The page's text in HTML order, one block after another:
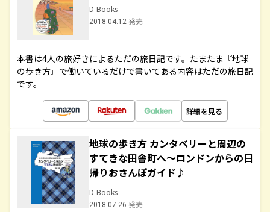
D-Books
2018.04.12 発売
本書は4人の旅好きによるただの旅日記です。たまたま『地球
の歩き方』で働いているだけで書いてある内容はただの旅日記
です。
詳細を見る
地球の歩き方 カンタベリーと周辺の
すてきな田舎町へ～ロンドンからの日
帰りおさんぽガイド♪
D-Books
2018.07.26 発売